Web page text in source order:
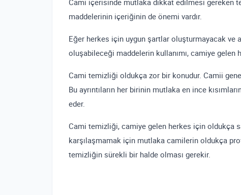
Cami içerisinde mutlaka dikkat edilmesi gereken
maddelerinin içeriğinin de önemi vardır.
Eğer herkes için uygun şartlar oluşturmayacak ve
oluşabileceği maddelerin kullanımı, camiye gelen
Cami temizliği oldukça zor bir konudur. Camii
Bu ayrıntıların her birinin mutlaka en ince
eder.
Cami temizliği, camiye gelen herkes için oldukça
karşılaşmamak için mutlaka camilerin oldukça
temizliğin sürekli bir halde olması gerekir.